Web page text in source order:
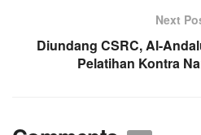
Next
Diundang CSRC, Al-
Pelatihan Kontra